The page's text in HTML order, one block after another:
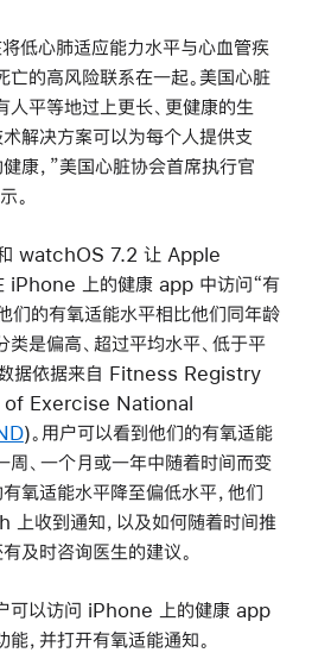
低心肺适应能力水平与心血管疾
亡的高风险联系在一起。美国心脏
人平等地过上更长、更健康的生
术解决方案可以为每个人提供支
康，”美国心脏协会首席执行官
。
watchOS 7.2 让 Apple
iPhone 上的健康 app 中访问“有
们的有氧适能水平相比他们同年龄
是偏高、超过平均水平、低于平
数据依据来自 Fitness Registry
Exercise National
)。用户可以看到他们的有氧适能
周、一个月或一年中随着时间而变
氧适能水平降至偏低水平，他们
收到通知，以及如何随着时间推
及时咨询医生的建议。
以访问 iPhone 上的健康 app
，并打开有氧适能通知。